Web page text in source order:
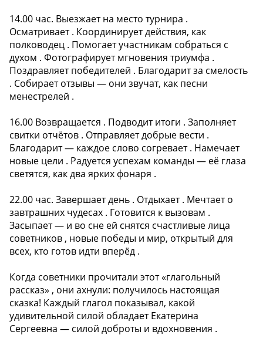
14.00 час. Выезжает на место турнира .
Осматривает . Координирует действия, как
полководец . Помогает участникам собраться с
духом . Фотографирует мгновения триумфа .
Поздравляет победителей . Благодарит за смелость
. Собирает отзывы — они звучат, как песни
менестрелей .
16.00 Возвращается . Подводит итоги . Заполняет
свитки отчётов . Отправляет добрые вести .
Благодарит — каждое слово согревает . Намечает
новые цели . Радуется успехам команды — её глаза
светятся, как два ярких фонаря .
22.00 час. Завершает день . Отдыхает . Мечтает о
завтрашних чудесах . Готовится к вызовам .
Засыпает — и во сне ей снятся счастливые лица
советников , новые победы и мир, открытый для
всех, кто готов идти вперёд .
Когда советники прочитали этот «глагольный
рассказ» , они ахнули: получилось настоящая
сказка! Каждый глагол показывал, какой
удивительной силой обладает Екатерина
Сергеевна — силой доброты и вдохновения .